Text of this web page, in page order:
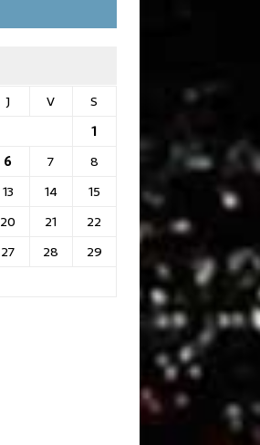
J V
S
1
6 7
8
13 14
15
20 21
22
27 28
29